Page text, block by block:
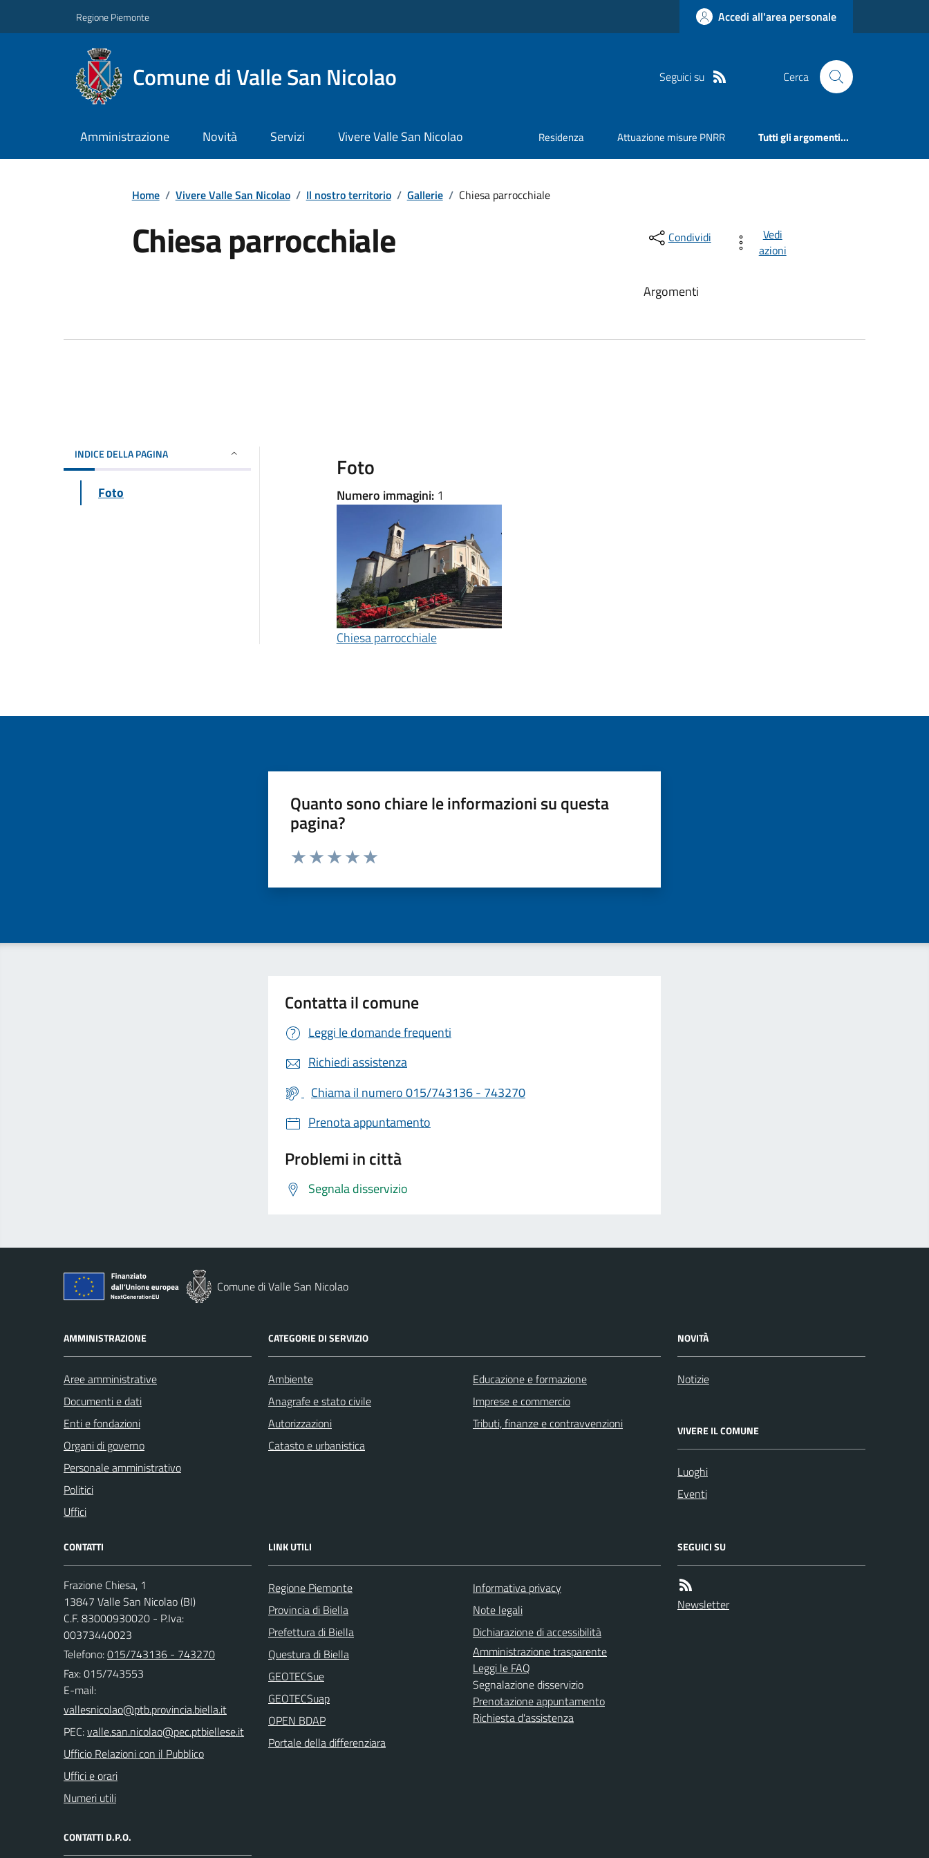
Regione Piemonte Accedi all'area personale
Comune di Valle San Nicolao Seguici su Cerca
Amministrazione Novità Servizi Vivere Valle San Nicolao Residenza Attuazione misure PNRR Tutti gli argomenti...
Home / Vivere Valle San Nicolao / Il nostro territorio / Gallerie / Chiesa parrocchiale
Chiesa parrocchiale Condividi
Vedi
azioni
Argomenti
INDICE DELLA PAGINA
Foto
Foto
Numero immagini:1
Chiesa parrocchiale
Quanto sono chiare le informazioni su questa
pagina?
Valuta da 1 a 5 stelle la pagina
Contatta il comune
Leggi le domande frequenti
Richiedi assistenza
Chiama il numero 015/743136 - 743270
Prenota appuntamento
Problemi in città
Segnala disservizio
Comune di Valle San Nicolao
AMMINISTRAZIONE
Aree amministrative
Documenti e dati
Enti e fondazioni
Organi di governo
Personale amministrativo
Politici
Uffici
CATEGORIE DI SERVIZIO
Ambiente
Anagrafe e stato civile
Autorizzazioni
Catasto e urbanistica
Educazione e formazione
Imprese e commercio
Tributi, finanze e contravvenzioni
NOVITÀ
Notizie
VIVERE IL COMUNE
Luoghi
Eventi
CONTATTI
Frazione Chiesa, 1
13847 Valle San Nicolao (BI)
C.F. 83000930020 - P.Iva:
00373440023
Telefono:015/743136 - 743270
Fax: 015/743553
E-mail:
PEC:
Ufficio Relazioni con il Pubblico
Uffici e orari
Numeri utili
CONTATTI D.P.O.
LINK UTILI
Regione Piemonte
Provincia di Biella
Prefettura di Biella
Questura di Biella
GEOTECSue
GEOTECSuap
OPEN BDAP
Portale della differenziara
Informativa privacy
Note legali
Dichiarazione di accessibilità
Amministrazione trasparente
Leggi le FAQ
Segnalazione disservizio
Prenotazione appuntamento
Richiesta d'assistenza
SEGUICI SU
Newsletter